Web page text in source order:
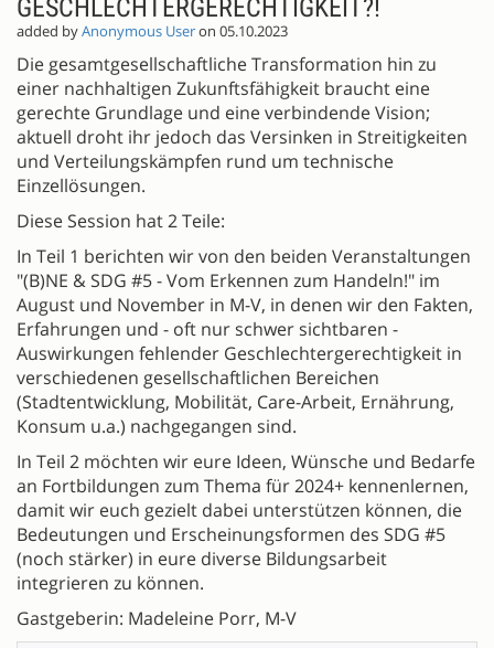
GESCHLECHTERGERECHTIGKEIT?!
added byAnonymous Useron 05.10.2023
Die gesamtgesellschaftliche Transformation hin zu
einer nachhaltigen Zukunftsfähigkeit braucht eine
gerechte Grundlage und eine verbindende Vision;
aktuell droht ihr jedoch das Versinken in Streitigkeiten
und Verteilungskämpfen rund um technische
Einzellösungen.
Diese Session hat 2 Teile:
In Teil 1 berichten wir von den beiden Veranstaltungen
"(B)NE & SDG #5 - Vom Erkennen zum Handeln!" im
August und November in M-V, in denen wir den Fakten,
Erfahrungen und - oft nur schwer sichtbaren -
Auswirkungen fehlender Geschlechtergerechtigkeit in
verschiedenen gesellschaftlichen Bereichen
(Stadtentwicklung, Mobilität, Care-Arbeit, Ernährung,
Konsum u.a.) nachgegangen sind.
In Teil 2 möchten wir eure Ideen, Wünsche und Bedarfe
an Fortbildungen zum Thema für 2024+ kennenlernen,
damit wir euch gezielt dabei unterstützen können, die
Bedeutungen und Erscheinungsformen des SDG #5
(noch stärker) in eure diverse Bildungsarbeit
integrieren zu können.
Gastgeberin: Madeleine Porr, M-V